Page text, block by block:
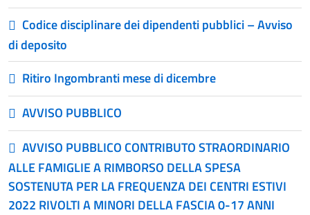
Codice disciplinare dei dipendenti pubblici – Avviso
di deposito
Ritiro Ingombranti mese di dicembre
AVVISO PUBBLICO
AVVISO PUBBLICO CONTRIBUTO STRAORDINARIO
ALLE FAMIGLIE A RIMBORSO DELLA SPESA
SOSTENUTA PER LA FREQUENZA DEI CENTRI ESTIVI
2022 RIVOLTI A MINORI DELLA FASCIA 0-17 ANNI